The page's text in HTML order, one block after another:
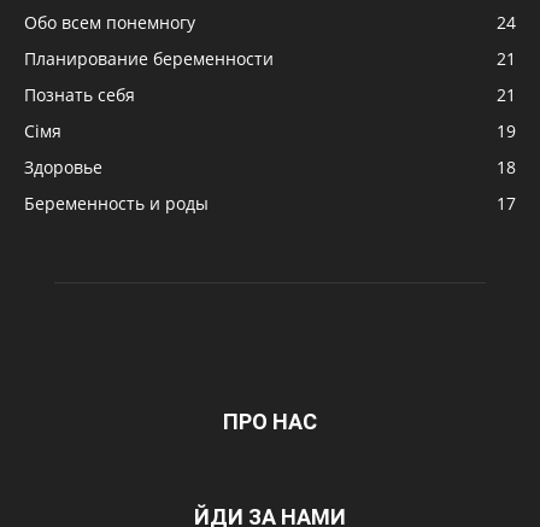
Обо всем понемногу
24
Планирование беременности
21
Познать себя
21
Сімя
19
Здоровье
18
Беременность и роды
17
ПРО НАС
ЙДИ ЗА НАМИ